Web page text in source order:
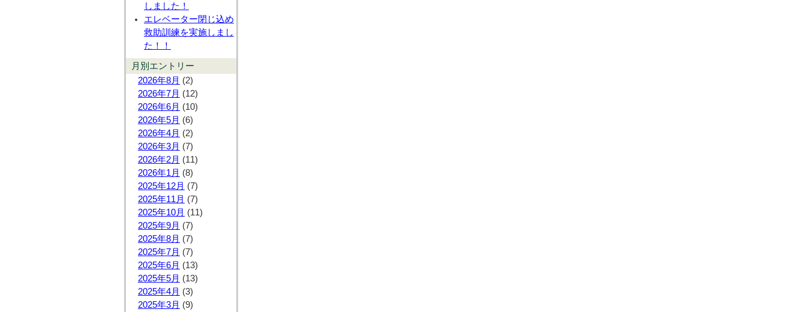
しました！
エレベーター閉じ込め
救助訓練を実施しまし
た！！
月別エントリー
2026年8月 (2)
2026年7月 (12)
2026年6月 (10)
2026年5月 (6)
2026年4月 (2)
2026年3月 (7)
2026年2月 (11)
2026年1月 (8)
2025年12月 (7)
2025年11月 (7)
2025年10月 (11)
2025年9月 (7)
2025年8月 (7)
2025年7月 (7)
2025年6月 (13)
2025年5月 (13)
2025年4月 (3)
2025年3月 (9)